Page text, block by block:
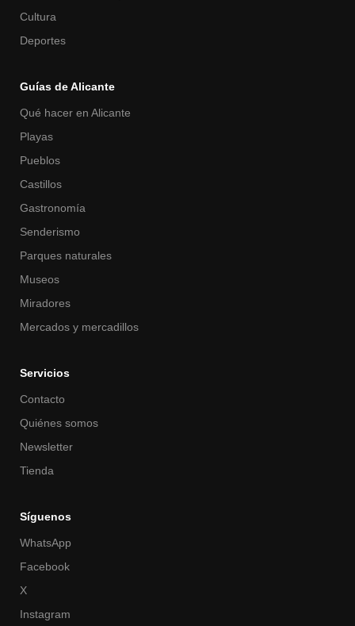
Cultura
Deportes
Guías de Alicante
Qué hacer en Alicante
Playas
Pueblos
Castillos
Gastronomía
Senderismo
Parques naturales
Museos
Miradores
Mercados y mercadillos
Servicios
Contacto
Quiénes somos
Newsletter
Tienda
Síguenos
WhatsApp
Facebook
X
Instagram